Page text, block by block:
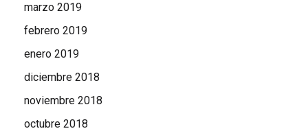
marzo 2019
febrero 2019
enero 2019
diciembre 2018
noviembre 2018
octubre 2018